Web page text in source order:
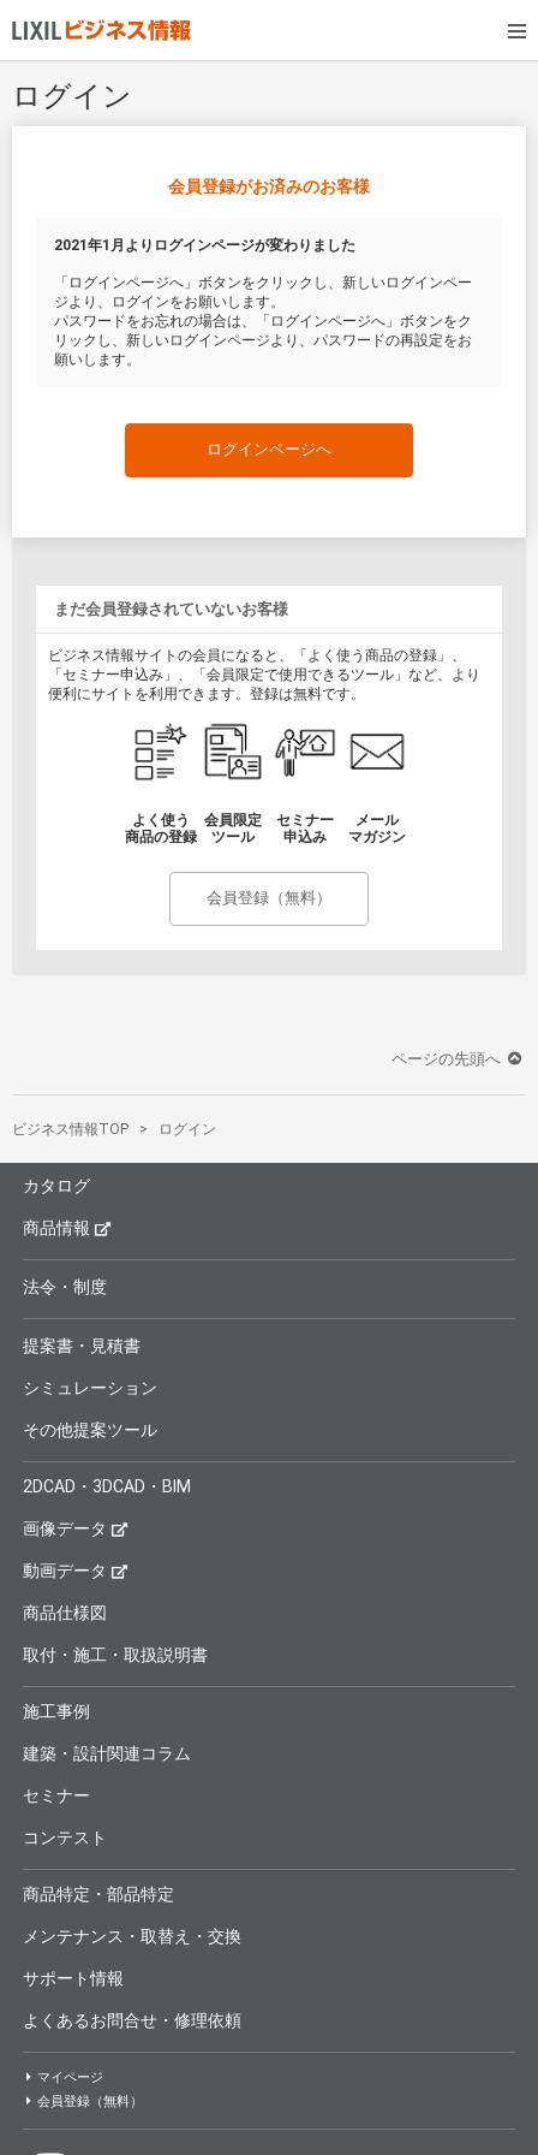
ログイン
会員登録がお済みのお客様
2021年1月よりログインページが変わりました
「ログインページへ」ボタンをクリックし、新しいログインペー
ジより、ログインをお願いします。
パスワードをお忘れの場合は、「ログインページへ」ボタンをク
リックし、新しいログインページより、パスワードの再設定をお
願いします。
ログインページへ
まだ会員登録されていないお客様
ビジネス情報サイトの会員になると、「よく使う商品の登録」、
「セミナー申込み」、「会員限定で使用できるツール」など、より
便利にサイトを利用できます。登録は無料です。
よく使う
商品の登録
会員限定
ツール
セミナー
申込み
メール
マガジン
会員登録（無料）
ページの先頭へ
ビジネス情報TOP ログイン
カタログ
商品情報
法令・制度
提案書・見積書
シミュレーション
その他提案ツール
2DCAD・3DCAD・BIM
画像データ
動画データ
商品仕様図
取付・施工・取扱説明書
施工事例
建築・設計関連コラム
セミナー
コンテスト
商品特定・部品特定
メンテナンス・取替え・交換
サポート情報
よくあるお問合せ・修理依頼
マイページ
会員登録（無料）